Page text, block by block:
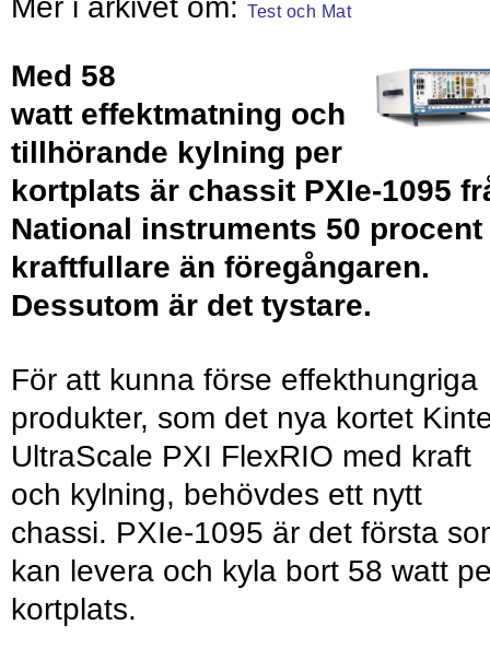
Test och Mat
Med 58
watt effektmatning och
tillhörande kylning per
kortplats är chassit PXIe-1095
National instruments 50 procent
kraftfullare än föregångaren.
Dessutom är det tystare.
För att kunna förse effekthungriga
produkter, som det nya kortet
UltraScale PXI FlexRIO med kraft
och kylning, behövdes ett nytt
chassi. PXIe-1095 är det första
kan levera och kyla bort 58 watt
kortplats.